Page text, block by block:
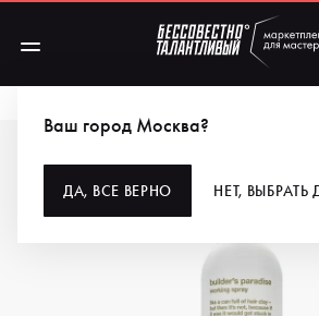
Ваш город Москва?
ДА, ВСЕ ВЕРНО НЕТ, ВЫБРАТЬ
EVO СПРЕЙ-